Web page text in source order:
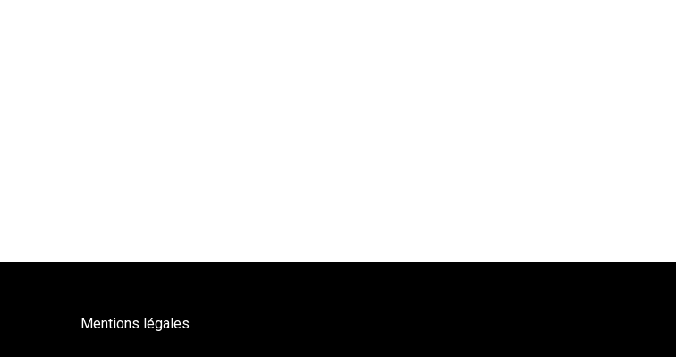
Mentions légales